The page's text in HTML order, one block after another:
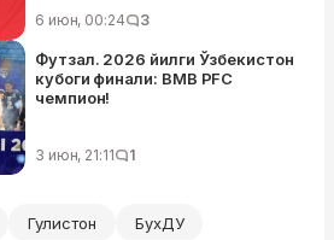
6 июн, 00:24 3
Футзал. 2026 йилги Ўзбекистон
кубоги финали: BMB PFC
чемпион!
3 июн, 21:11 1
Гулистон БухДУ